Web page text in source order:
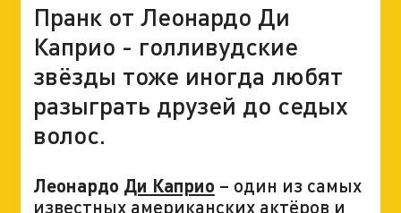
Пранк от Леонардо Ди
Каприо - голливудские
звёзды тоже иногда любят
разыграть друзей до седых
волос.
Леонардо Ди Каприо – один из самых
известных американских актёров и